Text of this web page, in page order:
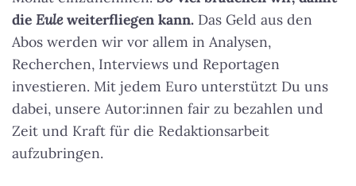
die Euleweiterfliegen kann. Das Geld aus den
Abos werden wir vor allem in Analysen,
Recherchen, Interviews und Reportagen
investieren. Mit jedem Euro unterstützt Du uns
dabei, unsere Autor:innen fair zu bezahlen und
Zeit und Kraft für die Redaktionsarbeit
aufzubringen.